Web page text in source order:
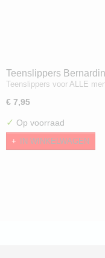
Teenslippers
Teenslippers voor ALLE
€ 7,95
✓ Op voorraad
IN WINKELWAGEN